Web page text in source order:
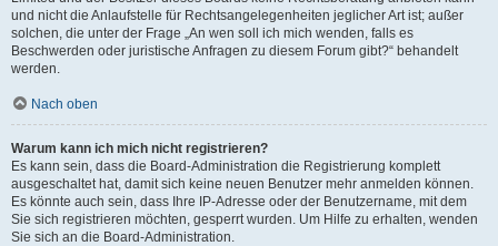
und nicht die Anlaufstelle für Rechtsangelegenheiten jeglicher Art ist; außer
solchen, die unter der Frage „An wen soll ich mich wenden, falls es
Beschwerden oder juristische Anfragen zu diesem Forum gibt?“ behandelt
werden.
Nach oben
Warum kann ich mich nicht registrieren?
Es kann sein, dass die Board-Administration die Registrierung komplett
ausgeschaltet hat, damit sich keine neuen Benutzer mehr anmelden können.
Es könnte auch sein, dass Ihre IP-Adresse oder der Benutzername, mit dem
Sie sich registrieren möchten, gesperrt wurden. Um Hilfe zu erhalten, wenden
Sie sich an die Board-Administration.